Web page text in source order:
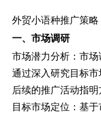
外贸小语种推广策略
一、市场调研
市场潜力分析：市场
通过深入研究目标
后续的推广活动指明
目标市场定位：基